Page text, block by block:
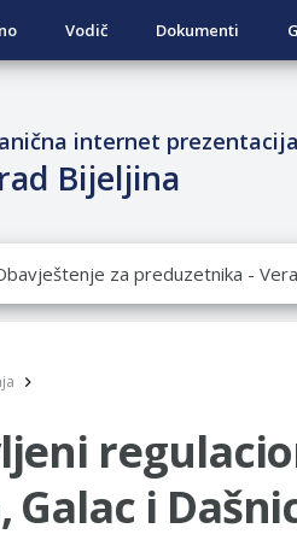
Vodič Dokumenti
internet prezentacija
Bijeljina
POZIV ZA PRIJAVU
KONKURS ZA DODJELU
PRELIMINARNA RANG LISTA
VOJSKE REPUBLIKE SRPSKE U
POTREBE
zahtjeva za regresirano
Galac i